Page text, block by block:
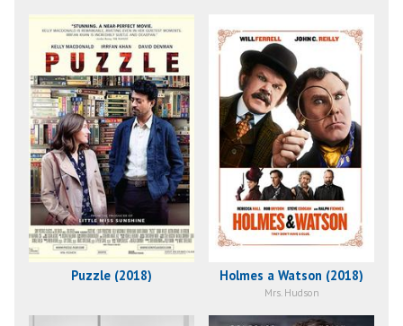
Puzzle (2018) Holmes a Watson (2018)
Mrs. Hudson